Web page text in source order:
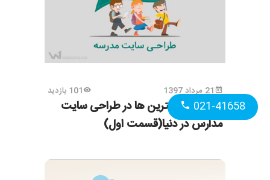
21 مرداد 1397 101 بازدید
ده نمونه ازبهترین ها در طراحی سایت
مدارس در دنیا(قسمت اول)
021-41658